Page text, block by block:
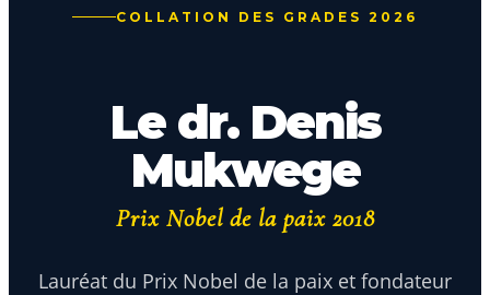
COLLATION DES GRADES 2026
Le dr. Denis
Mukwege
Prix Nobel de la paix 2018
Lauréat du Prix Nobel de la paix et fondateur